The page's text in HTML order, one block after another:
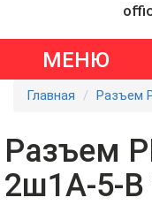
МЕНЮ
Главная Разъем
Разъем
2ш1А-5-В